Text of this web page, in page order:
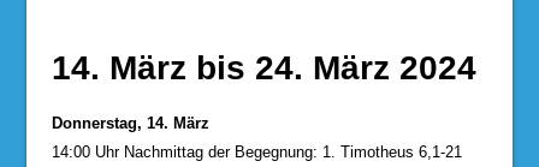
14. März bis 24. März 2024
Donnerstag, 14. März
14:00 Uhr Nachmittag der Begegnung: 1. Timotheus 6,1-21